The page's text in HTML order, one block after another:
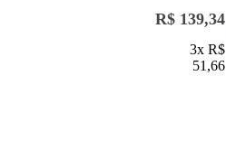
R$ 139,34
3x R$
51,66